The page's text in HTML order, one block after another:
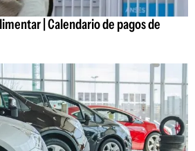
| Calendario de pagos de